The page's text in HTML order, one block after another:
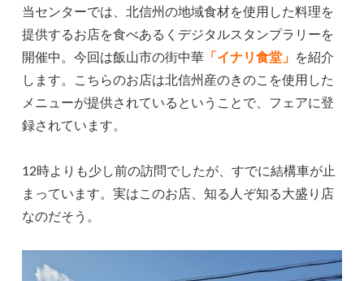
当センターでは、北信州の地域食材を使用した料理を
提供するお店を食べあるくデジタルスタンプラリーを
開催中。今回は飯山市の街中華 「イナリ食堂」 を紹介
します。こちらのお店は北信州産のきのこを使用した
メニューが提供されているということで、フェアに登
録されています。
12時よりも少し前の訪問でしたが、すでに結構車が止
まっています。実はこのお店、知る人ぞ知る大盛り店
なのだそう。